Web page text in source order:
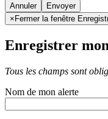
Annuler
× Fermer la fenêtre
Enregistrer
Tous les champs sont
Nom de mon alerte